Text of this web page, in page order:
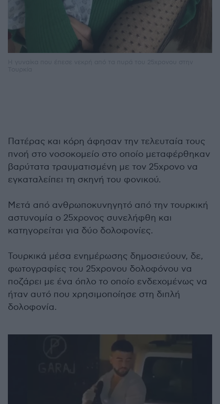
Πατέρας και κόρη άφησαν την τελευταία τους
πνοή στο νοσοκομείο στο οποίο μεταφέρθηκαν
βαρύτατα τραυματισμένη με τον 25χρονο να
εγκαταλείπει τη σκηνή του φονικού.
Μετά από ανθρωποκυνηγητό από την τουρκική
αστυνομία ο 25χρονος συνελήφθη και
κατηγορείται για δύο δολοφονίες.
Τουρκικά μέσα ενημέρωσης δημοσιεύουν, δε,
φωτογραφίες του 25χρονου δολοφόνου να
ποζάρει με ένα όπλο το οποίο ενδεχομένως να
ήταν αυτό που χρησιμοποίησε στη διπλή
δολοφονία.